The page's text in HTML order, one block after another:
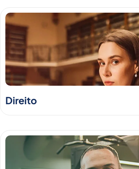
Direito